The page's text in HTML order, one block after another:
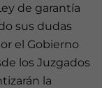
de garantía
sus dudas
el Gobierno
los Juzgados
la